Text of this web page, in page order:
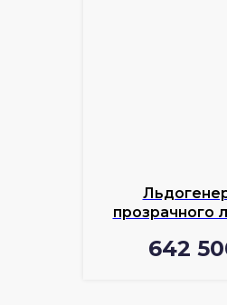
прозрачного
642